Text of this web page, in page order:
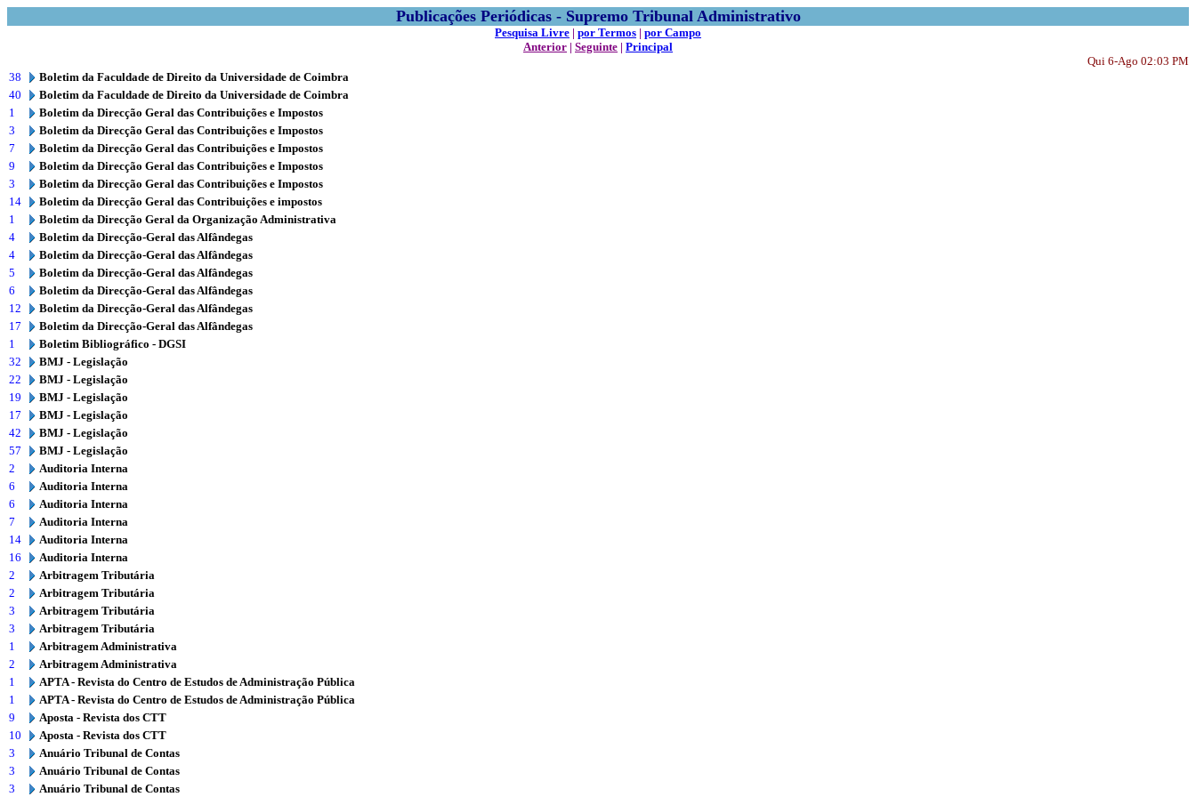
Publicações Periódicas - Supremo Tribunal Administrativo
Pesquisa Livre | por Termos | por Campo
Anterior | Seguinte | Principal
Qui 6-Ago 02:03 PM
38
Boletim da Faculdade de Direito da Universidade de Coimbra
40
Boletim da Faculdade de Direito da Universidade de Coimbra
1
Boletim da Direcção Geral das Contribuições e Impostos
3
Boletim da Direcção Geral das Contribuições e Impostos
7
Boletim da Direcção Geral das Contribuições e Impostos
9
Boletim da Direcção Geral das Contribuições e Impostos
3
Boletim da Direcção Geral das Contribuições e Impostos
14
Boletim da Direcção Geral das Contribuições e impostos
1
Boletim da Direcção Geral da Organização Administrativa
4
Boletim da Direcção-Geral das Alfândegas
4
Boletim da Direcção-Geral das Alfândegas
5
Boletim da Direcção-Geral das Alfândegas
6
Boletim da Direcção-Geral das Alfândegas
12
Boletim da Direcção-Geral das Alfândegas
17
Boletim da Direcção-Geral das Alfândegas
1
Boletim Bibliográfico - DGSI
32
BMJ - Legislação
22
BMJ - Legislação
19
BMJ - Legislação
17
BMJ - Legislação
42
BMJ - Legislação
57
BMJ - Legislação
2
Auditoria Interna
6
Auditoria Interna
6
Auditoria Interna
7
Auditoria Interna
14
Auditoria Interna
16
Auditoria Interna
2
Arbitragem Tributária
2
Arbitragem Tributária
3
Arbitragem Tributária
3
Arbitragem Tributária
1
Arbitragem Administrativa
2
Arbitragem Administrativa
1
APTA - Revista do Centro de Estudos de Administração Pública
1
APTA - Revista do Centro de Estudos de Administração Pública
9
Aposta - Revista dos CTT
10
Aposta - Revista dos CTT
3
Anuário Tribunal de Contas
3
Anuário Tribunal de Contas
3
Anuário Tribunal de Contas